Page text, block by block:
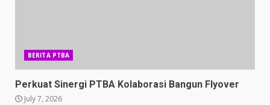
BERITA PTBA
Perkuat Sinergi PTBA Kolaborasi Bangun Flyover
July 7, 2026